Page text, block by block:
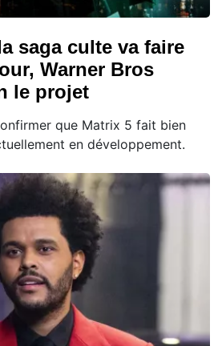
saga culte va faire
Warner Bros
le projet
que Matrix 5 fait bien
en développement.